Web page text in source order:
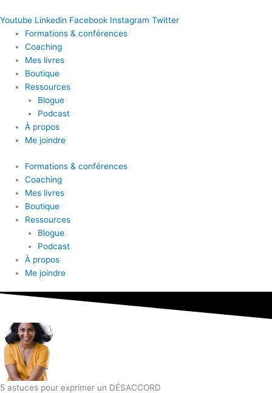
Youtube Linkedin Facebook Instagram Twitter
Formations & conférences
Coaching
Mes livres
Boutique
Ressources
Blogue
Podcast
À propos
Me joindre
Formations & conférences
Coaching
Mes livres
Boutique
Ressources
Blogue
Podcast
À propos
Me joindre
5 astuces pour exprimer un DÉSACCORD